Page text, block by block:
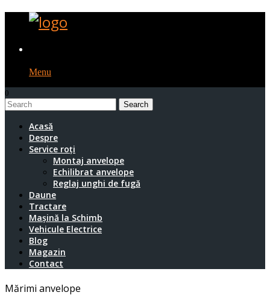
Menu
0
1
Acasă
Despre
Service roți
Montaj anvelope
Echilibrat anvelope
Reglaj unghi de fugă
Daune
Tractare
Mașină la Schimb
Vehicule Electrice
Blog
Magazin
Contact
Mărimi anvelope